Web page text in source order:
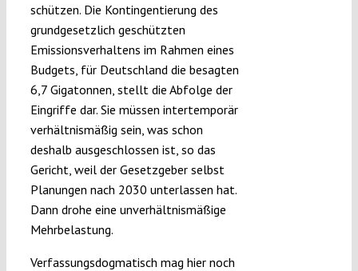
schützen. Die Kontingentierung des
grundgesetzlich geschützten
Emissionsverhaltens im Rahmen eines
Budgets, für Deutschland die besagten
6,7 Gigatonnen, stellt die Abfolge der
Eingriffe dar. Sie müssen intertemporär
verhältnismäßig sein, was schon
deshalb ausgeschlossen ist, so das
Gericht, weil der Gesetzgeber selbst
Planungen nach 2030 unterlassen hat.
Dann drohe eine unverhältnismäßige
Mehrbelastung.
Verfassungsdogmatisch mag hier noch